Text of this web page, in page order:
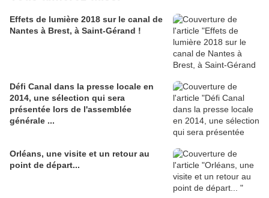
Effets de lumière 2018 sur le canal de
Nantes à Brest, à Saint-Gérand !
Défi Canal dans la presse locale en
2014, une sélection qui sera
présentée lors de l'assemblée
générale ...
Orléans, une visite et un retour au
point de départ...